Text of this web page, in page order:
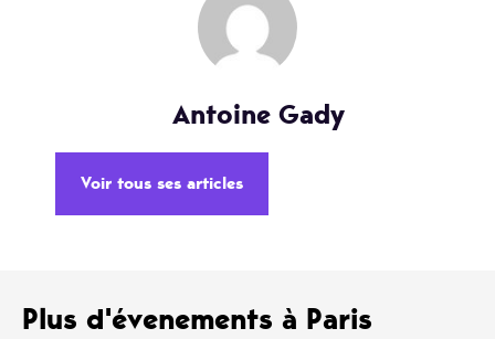
Antoine Gady
Voir tous ses articles
Plus d'évenements à Paris